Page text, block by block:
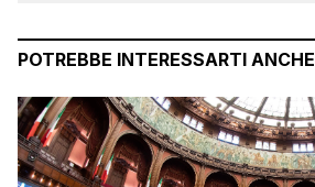
POTREBBE INTERESSARTI ANCHE